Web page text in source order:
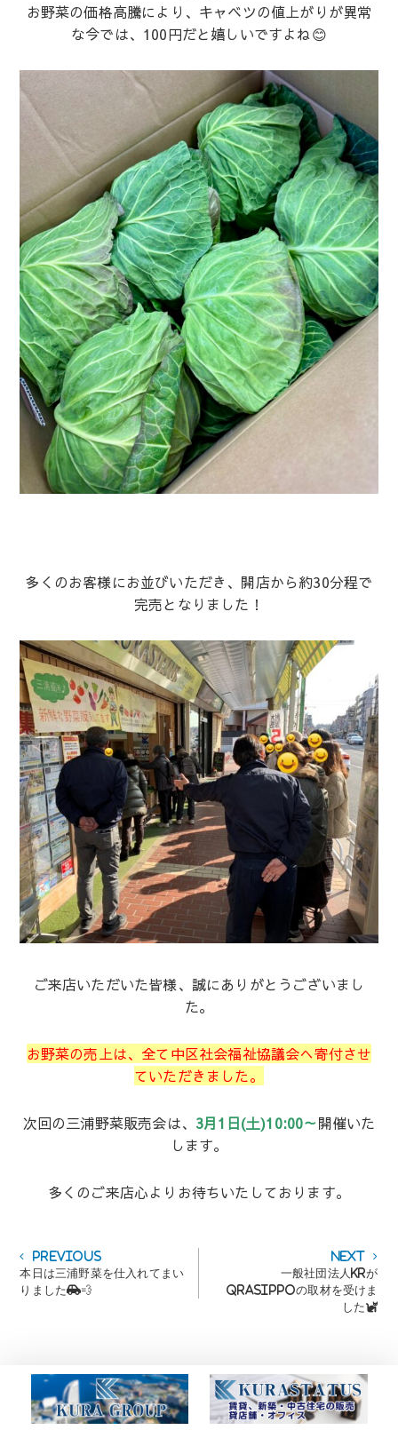
お野菜の価格高騰により、キャベツの値上がりが異常
な今では、100円だと嬉しいですよね😊
多くのお客様にお並びいただき、開店から約30分程で
完売となりました！
ご来店いただいた皆様、誠にありがとうございまし
た。
お野菜の売上は、全て中区社会福祉協議会へ寄付させ
ていただきました。
次回の三浦野菜販売会は、 3月1日(土)10:00～開催いた
します。
多くのご来店心よりお待ちいたしております。
投
稿
ナ
ー
シ
ョ
PreviousPrevious
post:
本日は三浦野菜を仕入れてまい
りました🚗💨
Next
一般社団法人KRが
Qrasippoの取材を受けま
した🐈